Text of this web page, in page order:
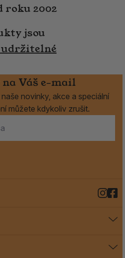
roku 2002
jsou
Váš e-mail
novinky, akce a speciální
můžete kdykoliv zrušit.